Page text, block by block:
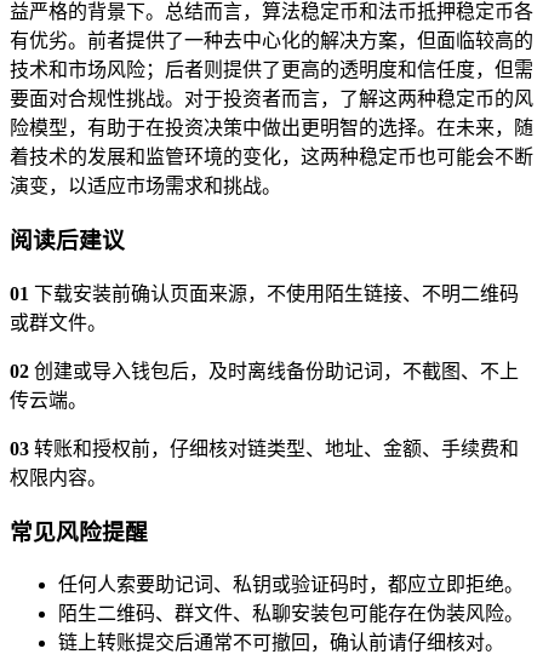
益严格的背景下。总结而言，算法稳定币和法币抵押稳定币各
有优劣。前者提供了一种去中心化的解决方案，但面临较高的
技术和市场风险；后者则提供了更高的透明度和信任度，但需
要面对合规性挑战。对于投资者而言，了解这两种稳定币的风
险模型，有助于在投资决策中做出更明智的选择。在未来，随
着技术的发展和监管环境的变化，这两种稳定币也可能会不断
演变，以适应市场需求和挑战。
阅读后建议
01 下载安装前确认页面来源，不使用陌生链接、不明二维码
或群文件。
02 创建或导入钱包后，及时离线备份助记词，不截图、不上
传云端。
03 转账和授权前，仔细核对链类型、地址、金额、手续费和
权限内容。
常见风险提醒
任何人索要助记词、私钥或验证码时，都应立即拒绝。
陌生二维码、群文件、私聊安装包可能存在伪装风险。
链上转账提交后通常不可撤回，确认前请仔细核对。